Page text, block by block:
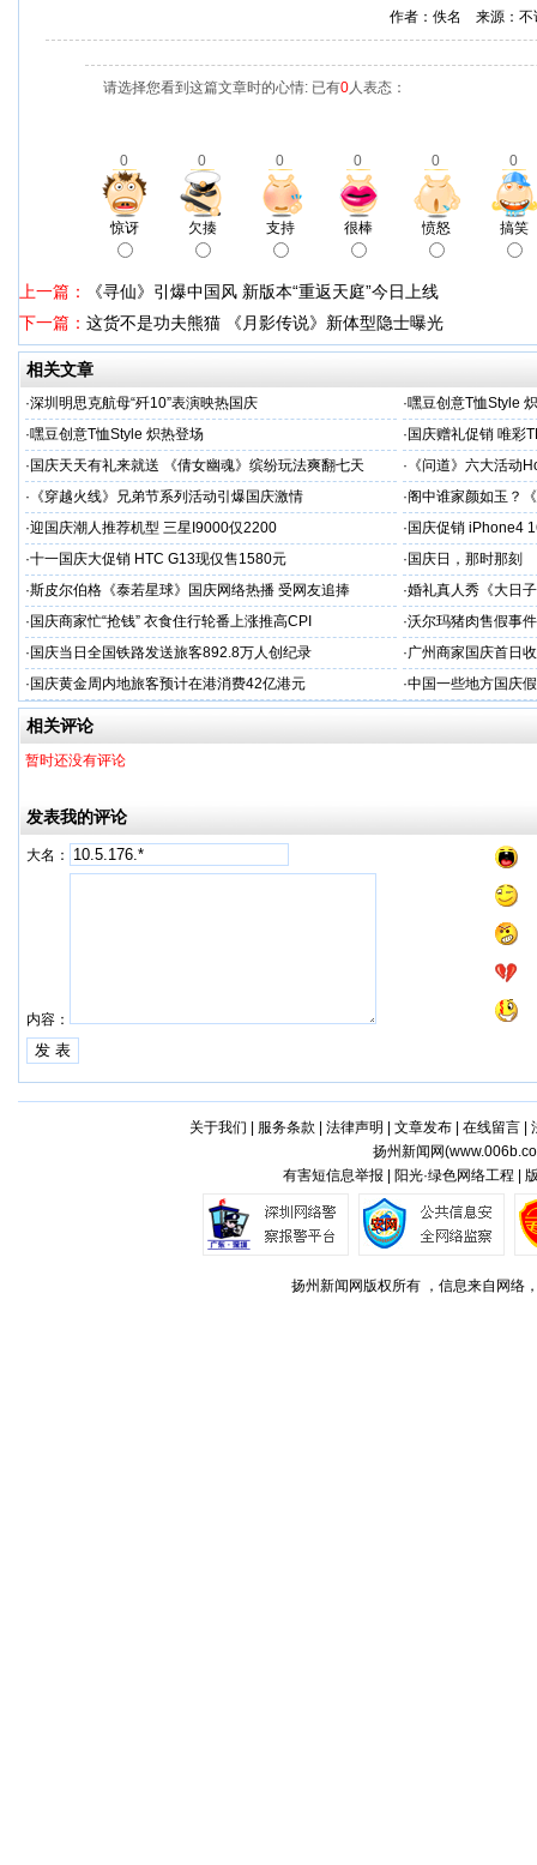
作者：佚名 来源：
请选择您看到这篇文章时的心情: 已有0人表态：
0 0 0 0 0 0
惊讶 欠揍 支持 很棒 愤怒 搞笑
上一篇：
《寻仙》引爆中国风 新版本“重返天庭”今日上线
下一篇： 这货不是功夫熊猫 《月影传说》新体型隐士曝光
相关文章
·深圳明思克航母“歼10”表演映热国庆 ·嘿豆创意T恤Style
·嘿豆创意T恤Style 炽热登场 · 国庆赠礼促销 唯彩
· 国庆天天有礼来就送 《倩女幽魂》缤纷玩法爽翻七天 · 《问道》六大活动
· 《穿越火线》兄弟节系列活动引爆国庆激情 ·阁中谁家颜如玉？
·迎国庆潮人推荐机型 三星I9000仅2200 · 国庆促销 iPhone4
·十一国庆大促销 HTC G13现仅售1580元 · 国庆日，那时那刻
·斯皮尔伯格《泰若星球》国庆网络热播 受网友追捧 ·婚礼真人秀《大日
· 国庆商家忙“抢钱” 衣食住行轮番上涨推高CPI ·沃尔玛猪肉售假事
· 国庆当日全国铁路发送旅客892.8万人创纪录 ·广州商家国庆首日
· 国庆黄金周内地旅客预计在港消费42亿港元 ·中国一些地方国庆
相关评论
暂时还没有评论
发表我的评论
大名：
内容：
关于我们 服务条款 法律声明 文章发布| 在线留言|
扬州新闻网(
有害短信息举报 | 阳光·绿色网络工程 |
扬州新闻网版权所有 ，信息来自网络